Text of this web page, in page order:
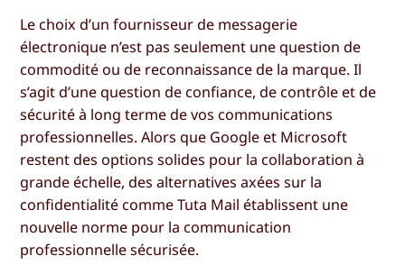
Le choix d’un fournisseur de messagerie
électronique n’est pas seulement une question de
commodité ou de reconnaissance de la marque. Il
s’agit d’une question de confiance, de contrôle et de
sécurité à long terme de vos communications
professionnelles. Alors que Google et Microsoft
restent des options solides pour la collaboration à
grande échelle, des alternatives axées sur la
confidentialité comme Tuta Mail établissent une
nouvelle norme pour la communication
professionnelle sécurisée.